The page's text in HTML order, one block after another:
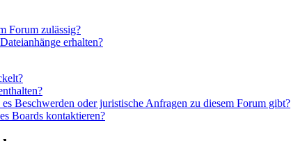
Forum zulässig?
erhalten?
Beschwerden oder juristische Anfragen zu diesem Forum gibt?
Boards kontaktieren?